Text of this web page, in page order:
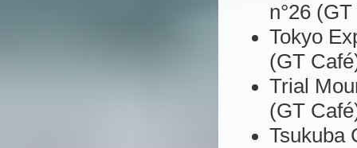
n°26
Tokyo
(GT
Trial
(GT
Tsukuba